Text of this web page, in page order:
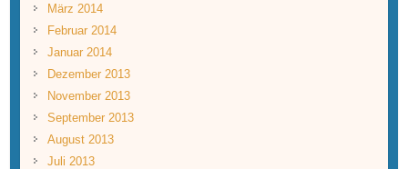
März 2014
Februar 2014
Januar 2014
Dezember 2013
November 2013
September 2013
August 2013
Juli 2013